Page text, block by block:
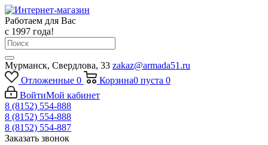
Работаем для Вас
с 1997 года!
Мурманск, Свердлова, 33 zakaz@armada51.ru
Отложенные 0 Корзина0 пуста 0
ВойтиМой кабинет
8 (8152) 554-888
8 (8152) 554-888
8 (8152) 554-887
Заказать звонок